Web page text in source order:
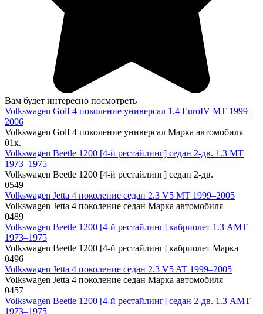
Вам будет интересно посмотреть
Volkswagen Golf 4 поколение универсал 1.4 EuroIV MT 1999–
2006
Volkswagen Golf 4 поколение универсал Марка автомобиля
01к.
Volkswagen Beetle 1200 [4-й рестайлинг] седан 2-дв. 1.3 MT
1973–1975
Volkswagen Beetle 1200 [4-й рестайлинг] седан 2-дв.
0549
Volkswagen Jetta 4 поколение седан 2.3 V5 MT 1999–2005
Volkswagen Jetta 4 поколение седан Марка автомобиля
0489
Volkswagen Beetle 1200 [4-й рестайлинг] кабриолет 1.3 AMT
1973–1975
Volkswagen Beetle 1200 [4-й рестайлинг] кабриолет Марка
0496
Volkswagen Jetta 4 поколение седан 2.3 V5 AT 1999–2005
Volkswagen Jetta 4 поколение седан Марка автомобиля
0457
Volkswagen Beetle 1200 [4-й рестайлинг] седан 2-дв. 1.3 AMT
1973–1975